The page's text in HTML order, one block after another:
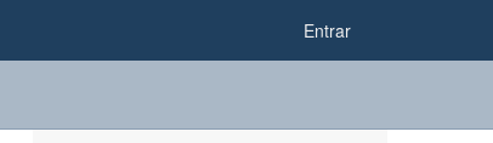
Entrar